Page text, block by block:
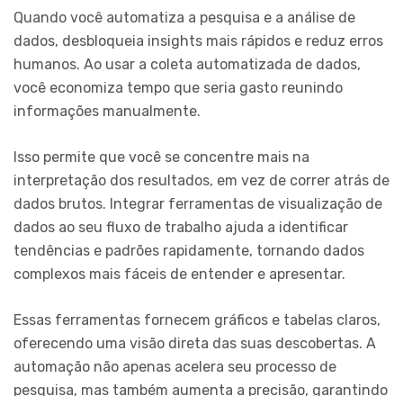
Quando você automatiza a pesquisa e a análise de
dados, desbloqueia insights mais rápidos e reduz erros
humanos. Ao usar a coleta automatizada de dados,
você economiza tempo que seria gasto reunindo
informações manualmente.
Isso permite que você se concentre mais na
interpretação dos resultados, em vez de correr atrás de
dados brutos. Integrar ferramentas de visualização de
dados ao seu fluxo de trabalho ajuda a identificar
tendências e padrões rapidamente, tornando dados
complexos mais fáceis de entender e apresentar.
Essas ferramentas fornecem gráficos e tabelas claros,
oferecendo uma visão direta das suas descobertas. A
automação não apenas acelera seu processo de
pesquisa, mas também aumenta a precisão, garantindo